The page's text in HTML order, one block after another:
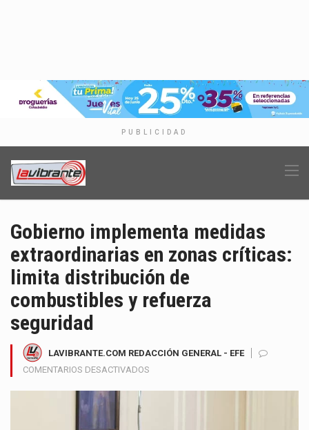
PUBLICIDAD
Gobierno implementa medidas
extraordinarias en zonas críticas:
limita distribución de
combustibles y refuerza
seguridad
LAVIBRANTE.COM REDACCIÓN GENERAL - EFE
COMENTARIOS DESACTIVADOS